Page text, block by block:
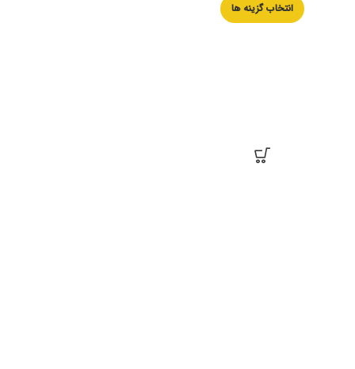
انتخاب گزینه ها